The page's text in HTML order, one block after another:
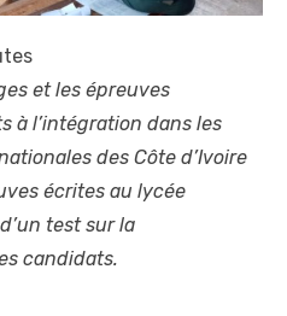
et les épreuves
à l’intégration dans les
des Côte d’Ivoire
écrites au lycée
test sur la
candidats.